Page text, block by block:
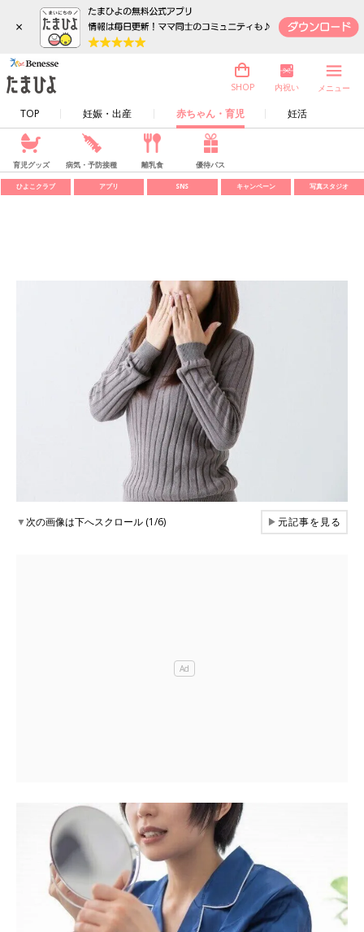
×
TOP 妊娠・出産 赤ちゃん・育児 妊活
SHOP 内祝い メニュー
育児グッズ 病気・予防接種 離乳食 優待パス
ひよこクラブ アプリ SNS キャンペーン 写真スタジオ
▼次の画像は下へスクロール (1/6) ▶元記事を見る